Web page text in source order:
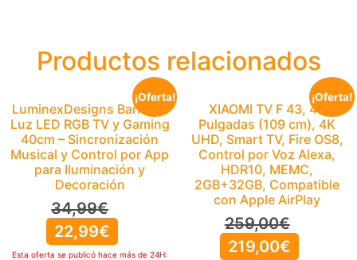
Productos relacionados
¡Oferta!
LuminexDesigns Barra de
Luz LED RGB TV y Gaming
40cm – Sincronización
Musical y Control por App
para Iluminación y
Decoración
34,99€
22,99€
Esta oferta se publicó hace más de 24H:
¡Oferta!
XIAOMI TV F 43, 43
Pulgadas (109 cm), 4K
UHD, Smart TV, Fire OS8,
Control por Voz Alexa,
HDR10, MEMC,
2GB+32GB, Compatible
con Apple AirPlay
259,00€
219,00€